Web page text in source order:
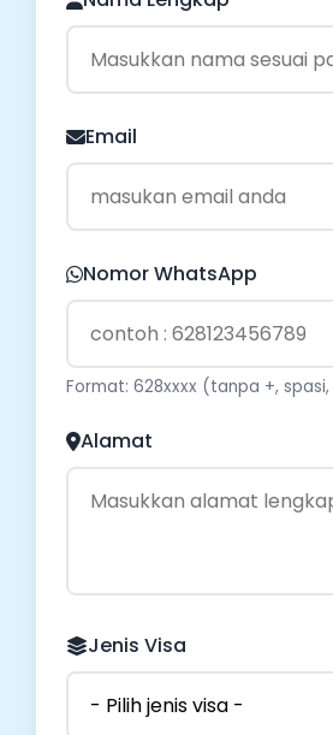
Email
Nomor WhatsApp
Format: 628xxxx (tanpa +,
Alamat
Jenis Visa